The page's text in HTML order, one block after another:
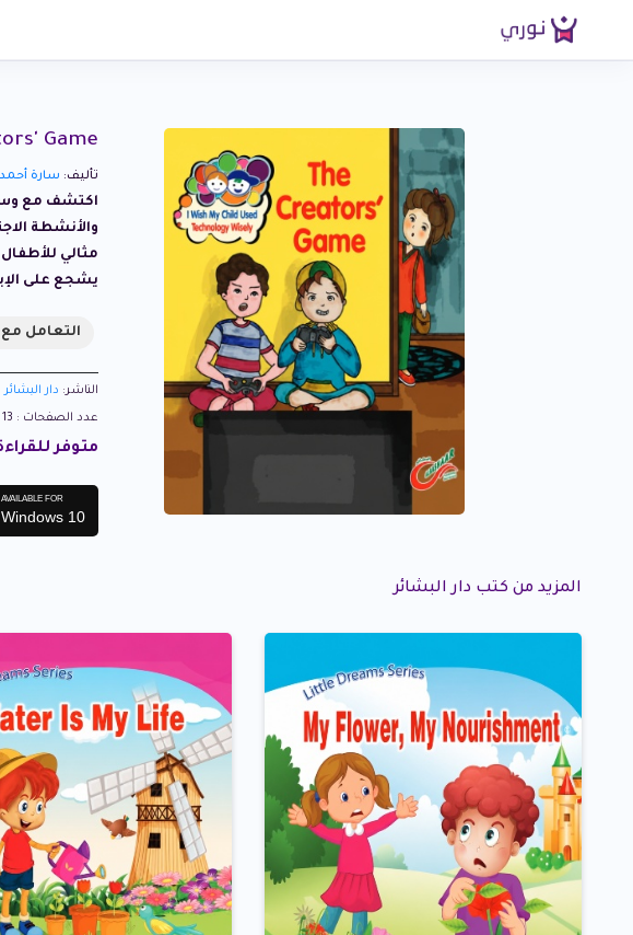
Game
تأليف: سارة
اكتشف مع
والأنشطة
مثالي للأطفال
يشجع على
التعامل مع
الناشر: دار البشائر
عدد الصفحات : 13
متوفر
AVAILABLE FOR
Windows 10
المزيد من كتب دار البشائر